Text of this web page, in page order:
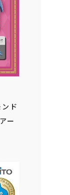
ド
ー